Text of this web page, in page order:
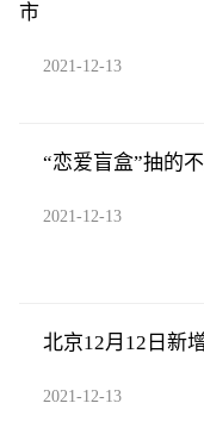
市
2021-12-13
“恋爱盲盒”抽的
2021-12-13
北京12月12日新
2021-12-13